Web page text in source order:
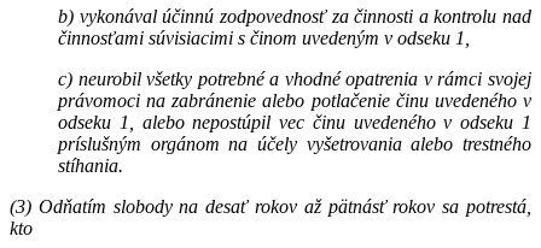
b) vykonával účinnú zodpovednosť za činnosti a kontrolu nad
činnosťami súvisiacimi s činom uvedeným v odseku 1,
c) neurobil všetky potrebné a vhodné opatrenia v rámci svojej
právomoci na zabránenie alebo potlačenie činu uvedeného v
odseku 1, alebo nepostúpil vec činu uvedeného v odseku 1
príslušným orgánom na účely vyšetrovania alebo trestného
stíhania.
(3) Odňatím slobody na desať rokov až pätnásť rokov sa potrestá,
kto